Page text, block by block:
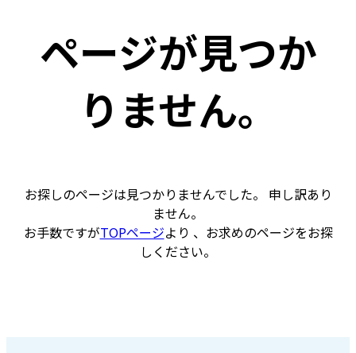
ページが見つか
りません。
お探しのページは見つかりませんでした。 申し訳あり
ません。
お手数ですがTOPページより 、お求めのページをお探
しください。